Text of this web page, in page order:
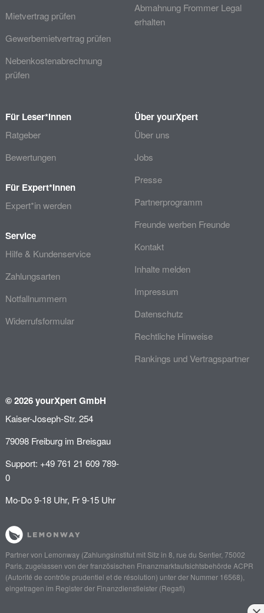
Mietvertrag prüfen
Gewerbemietvertrag prüfen
Nebenkostenabrechnung
prüfen
Abmahnung Frommer Legal
erhalten
Für Leser*innen
Ratgeber
Bewertungen
Für Expert*innen
Expert*in werden
Service
Hilfe & Kundenservice
Zahlungsarten
Notfallnummern
Widerrufsformular
Über yourXpert
Über uns
Jobs
Presse
Partnerprogramm
Freunde werben Freunde
Kontakt
Inhalte melden
Impressum
Datenschutz
Rechtliche Hinweise
Rankings und Vertragspartner
© 2026 yourXpert GmbH
Kaiser-Joseph-Str. 254
79098 Freiburg im Breisgau
Support: +49 761 21 609 789-
0
Mo-Do 9-18 Uhr, Fr 9-15 Uhr
Partner von Lemonway(Zahlungsinstitut mit Sitz in 8, rue du Sentier, 75002
Paris, zugelassen von der französischen Finanzmarktaufsichtsbehörde ACPR
(Autorité de contrôle prudentiel et de résolution) unter der Nummer 16568),
eingetragen im Register der Finanzdienstleister (Regafi)